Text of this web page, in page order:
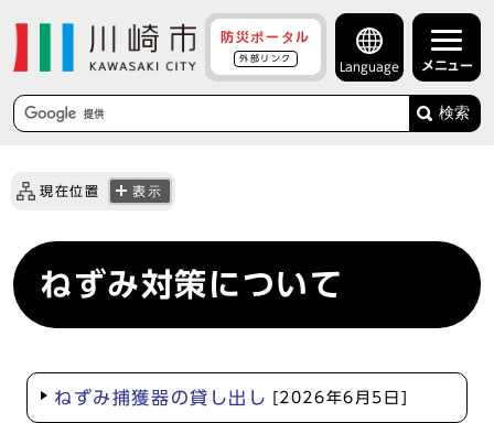
防災ポータル
外部リンク
Language メニュー
検索
現在位置 表示
ねずみ対策について
ねずみ捕獲器の貸し出し [2026年6月5日]